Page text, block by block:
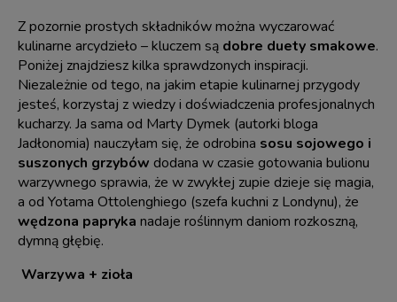
Z pozornie prostych składników można wyczarować
kulinarne arcydzieło – kluczem są dobre duety smakowe.
Poniżej znajdziesz kilka sprawdzonych inspiracji.
Niezależnie od tego, na jakim etapie kulinarnej przygody
jesteś, korzystaj z wiedzy i doświadczenia profesjonalnych
kucharzy. Ja sama od Marty Dymek (autorki bloga
Jadłonomia) nauczyłam się, że odrobina sosu sojowego i
suszonych grzybów dodana w czasie gotowania bulionu
warzywnego sprawia, że w zwykłej zupie dzieje się magia,
a od Yotama Ottolenghiego (szefa kuchni z Londynu), że
wędzona papryka nadaje roślinnym daniom rozkoszną,
dymną głębię.
Warzywa + zioła